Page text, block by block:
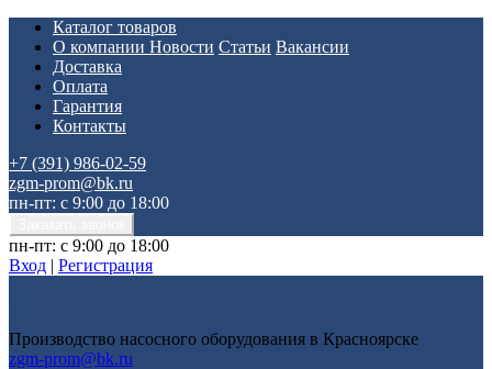
Каталог товаров
О компании Новости Статьи Вакансии
Доставка
Оплата
Гарантия
Контакты
+7 (391) 986-02-59
zgm-prom@bk.ru
пн-пт: с 9:00 до 18:00
пн-пт: с 9:00 до 18:00
Вход | Регистрация
Производство насосного оборудования в Красноярске
zgm-prom@bk.ru